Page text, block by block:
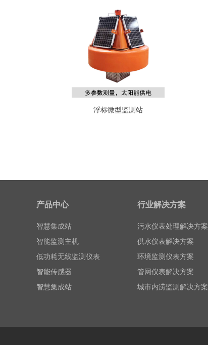
浮标微型监测站
产品中心
智能监测主机
智能传感器
智慧集成站
智能监测主机
低功耗无线监测仪表
智能传感器
智慧集成站
行业解决方案
污水仪表处理解决方案
供水仪表解决方案
环境监测仪表方案
管网仪表解决方案
城市内涝监测解决方案